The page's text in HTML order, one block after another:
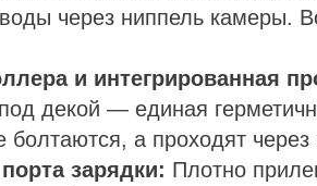
через ниппель камеры.
и интегрированная
декой — единая
болтаются, а проходят
зарядки: Плотно